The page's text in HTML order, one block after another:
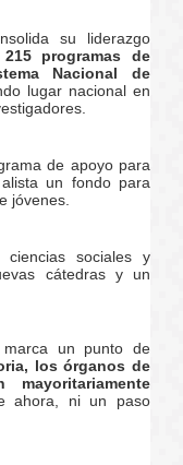
su liderazgo
programas de
Nacional de
lugar nacional en
de apoyo para
un fondo para
jóvenes.
sociales y
cátedras y un
marca un punto de
los órganos de
ahora, ni un paso